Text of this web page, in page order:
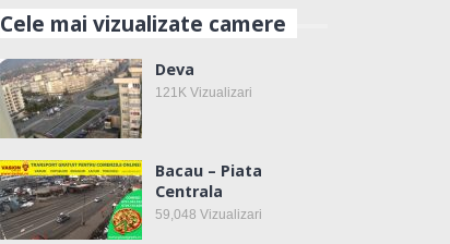
Cele mai vizualizate camere
Deva
121K Vizualizari
Bacau – Piata
Centrala
59,048 Vizualizari